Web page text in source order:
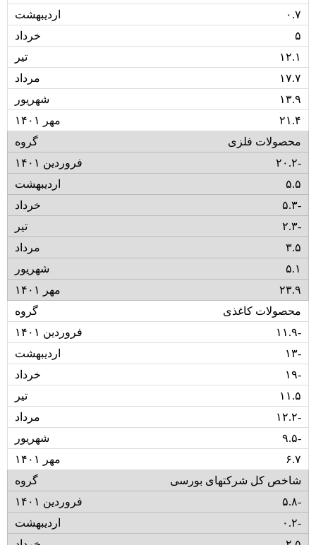
۰.۷
۵
۱۲.۱
۱۷.۷
۱۳.۹
۲۱.۴
محصولات فلزی
۲۰.۲-
۵.۵
۵.۳-
۲.۳-
۳.۵
۵.۱
۲۳.۹
محصولات کاغذی
۱۱.۹-
۱۳-
۱۹-
۱۱.۵
۱۲.۲-
۹.۵-
۶.۷
شاخص کل شرکتهای بورسی
۵.۸-
۰.۲-